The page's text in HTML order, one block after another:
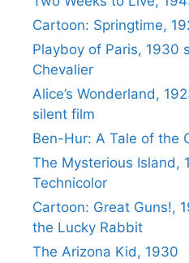
Cartoon: Springtime,
Playboy of Paris, 1930
Chevalier
Alice’s Wonderland,
silent film
Ben-Hur: A Tale of the
The Mysterious Island,
Technicolor
Cartoon: Great Guns!,
the Lucky Rabbit
The Arizona Kid, 1930